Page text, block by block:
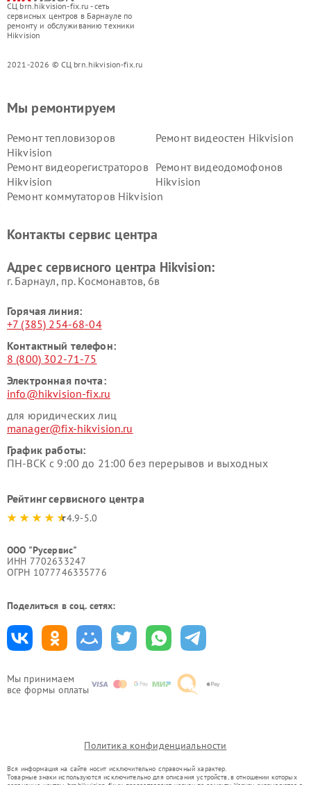
СЦ brn.hikvision-fix.ru - сеть
сервисных центров в Барнауле по
ремонту и обслуживанию техники
Hikvision
2021-2026 © СЦ brn.hikvision-fix.ru
Мы принимаем
все формы оплаты
Мы ремонтируем
Ремонт тепловизоров
Hikvision
Ремонт видеостен Hikvision
Ремонт видеорегистраторов
Hikvision
Ремонт видеодомофонов
Hikvision
Ремонт коммутаторов Hikvision
Контакты сервис центра
Адрес сервисного центра Hikvision:
г. Барнаул, ​пр. Космонавтов, 6в
Горячая линия:
+7 (385) 254-68-04
Контактный телефон:
8 (800) 302-71-75
Электронная почта:
info@hikvision-fix.ru
для юридических лиц
manager@fix-hikvision.ru
График работы:
ПН-ВСК с 9:00 до 21:00 без перерывов и выходных
Рейтинг сервисного центра
4.9-5.0
ООО "Русервис"
ИНН 7702633247
ОГРН 1077746335776
Поделиться в соц. сетях:
Политика конфиденциальности
Вся информация на сайте носит исключительно справочный характер.
Товарные знаки используются исключительно для описания устройств, в отношении которых